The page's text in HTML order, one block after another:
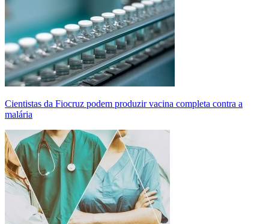
Cientistas da Fiocruz podem produzir vacina completa contra a
malária